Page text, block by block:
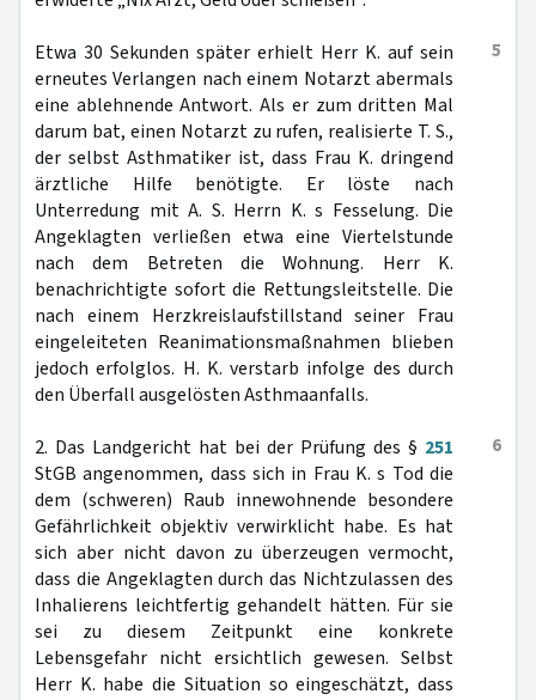
5
Etwa 30 Sekunden später erhielt Herr K. auf sein
erneutes Verlangen nach einem Notarzt abermals
eine ablehnende Antwort. Als er zum dritten Mal
darum bat, einen Notarzt zu rufen, realisierte T. S.,
der selbst Asthmatiker ist, dass Frau K. dringend
ärztliche Hilfe benötigte. Er löste nach
Unterredung mit A. S. Herrn K. s Fesselung. Die
Angeklagten verließen etwa eine Viertelstunde
nach dem Betreten die Wohnung. Herr K.
benachrichtigte sofort die Rettungsleitstelle. Die
nach einem Herzkreislaufstillstand seiner Frau
eingeleiteten Reanimationsmaßnahmen blieben
jedoch erfolglos. H. K. verstarb infolge des durch
den Überfall ausgelösten Asthmaanfalls.
6
2. Das Landgericht hat bei der Prüfung des § 251
StGB angenommen, dass sich in Frau K. s Tod die
dem (schweren) Raub innewohnende besondere
Gefährlichkeit objektiv verwirklicht habe. Es hat
sich aber nicht davon zu überzeugen vermocht,
dass die Angeklagten durch das Nichtzulassen des
Inhalierens leichtfertig gehandelt hätten. Für sie
sei zu diesem Zeitpunkt eine konkrete
Lebensgefahr nicht ersichtlich gewesen. Selbst
Herr K. habe die Situation so eingeschätzt, dass